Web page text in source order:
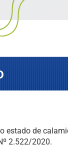
estado de
2.522/2020.